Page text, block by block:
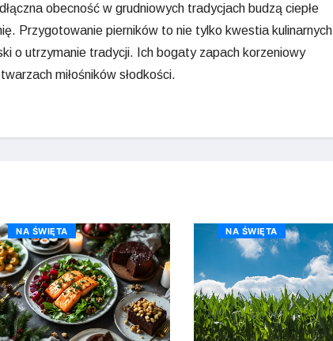
obecność w grudniowych tradycjach budzą ciepłe
Przygotowanie pierników to nie tylko kwestia kulinarnych
o utrzymanie tradycji. Ich bogaty zapach korzeniowy
miłośników słodkości.
NA ŚWIĘTA NA ŚWIĘTA